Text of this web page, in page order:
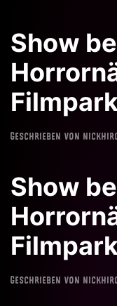
Show
Geschrieben von
Show
Geschrieben von